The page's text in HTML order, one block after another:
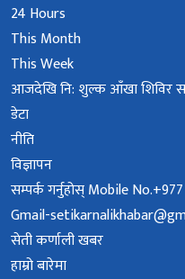
24 Hours
This Month
This Week
आजदेखि नि: शुल्क आँखा शिविर
डेटा
नीति
विज्ञापन
सम्पर्क गर्नुहोस् Mobile
Gmail-
सेती कर्णाली खबर
हाम्रो बारेमा